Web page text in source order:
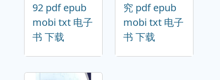
92 pdf epub
mobi txt 电子
书 下载
究 pdf epub
mobi txt 电子
书 下载